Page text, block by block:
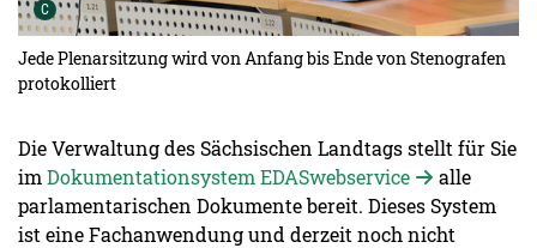
C Urheber der Grafik:
Jede Plenarsitzung wird von Anfang bis Ende von Stenografen
protokolliert
Die Verwaltung des Sächsischen Landtags stellt für Sie
imDokumentationsystem EDASwebservice
alle
parlamentarischen Dokumente bereit. Dieses System
ist eine Fachanwendung und derzeit noch nicht